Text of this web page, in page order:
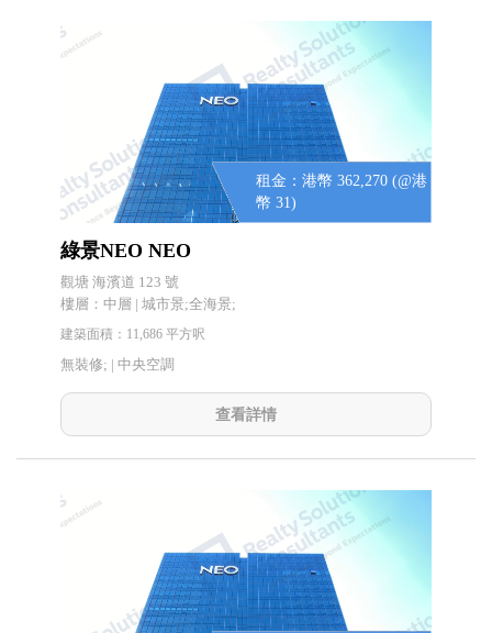
租金：港幣 362,270 (@港
幣 31)
綠景NEO NEO
觀塘 海濱道 123 號
樓層：中層 | 城市景;全海景;
建築面積：11,686 平方呎
無裝修; | 中央空調
查看詳情